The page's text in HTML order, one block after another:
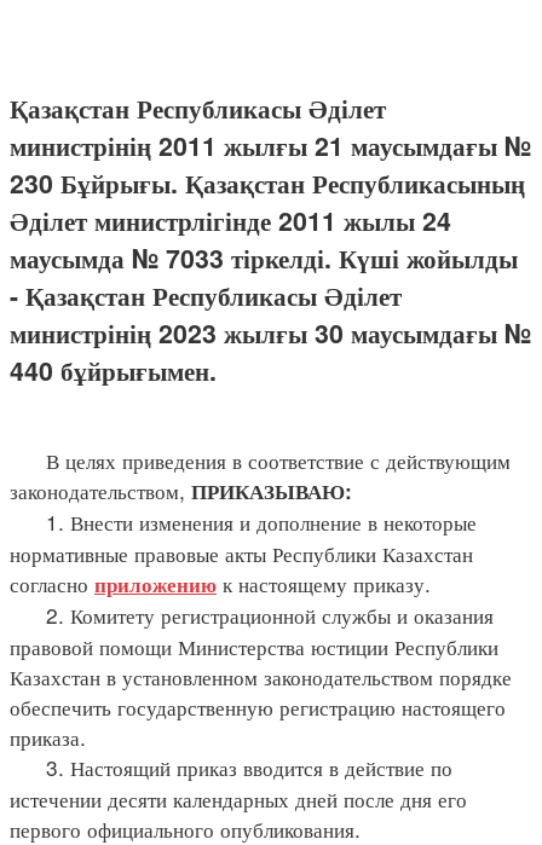
Қазақстан Республикасы Әділет
министрінің 2011 жылғы 21 маусымдағы №
230 Бұйрығы. Қазақстан Республикасының
Әділет министрлігінде 2011 жылы 24
маусымда № 7033 тіркелді. Күші жойылды
- Қазақстан Республикасы Әділет
министрінің 2023 жылғы 30 маусымдағы №
440 бұйрығымен.
В целях приведения в соответствие с действующим
законодательством, ПРИКАЗЫВАЮ:
1. Внести изменения и дополнение в некоторые
нормативные правовые акты Республики Казахстан
согласно приложению к настоящему приказу.
2. Комитету регистрационной службы и оказания
правовой помощи Министерства юстиции Республики
Казахстан в установленном законодательством порядке
обеспечить государственную регистрацию настоящего
приказа.
3. Настоящий приказ вводится в действие по
истечении десяти календарных дней после дня его
первого официального опубликования.